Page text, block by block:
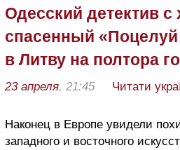
Одесский детектив
спасенный
в Литву на полтора
23 апреля, 21:45 Читати
Наконец в Европе увидели
западного и восточного